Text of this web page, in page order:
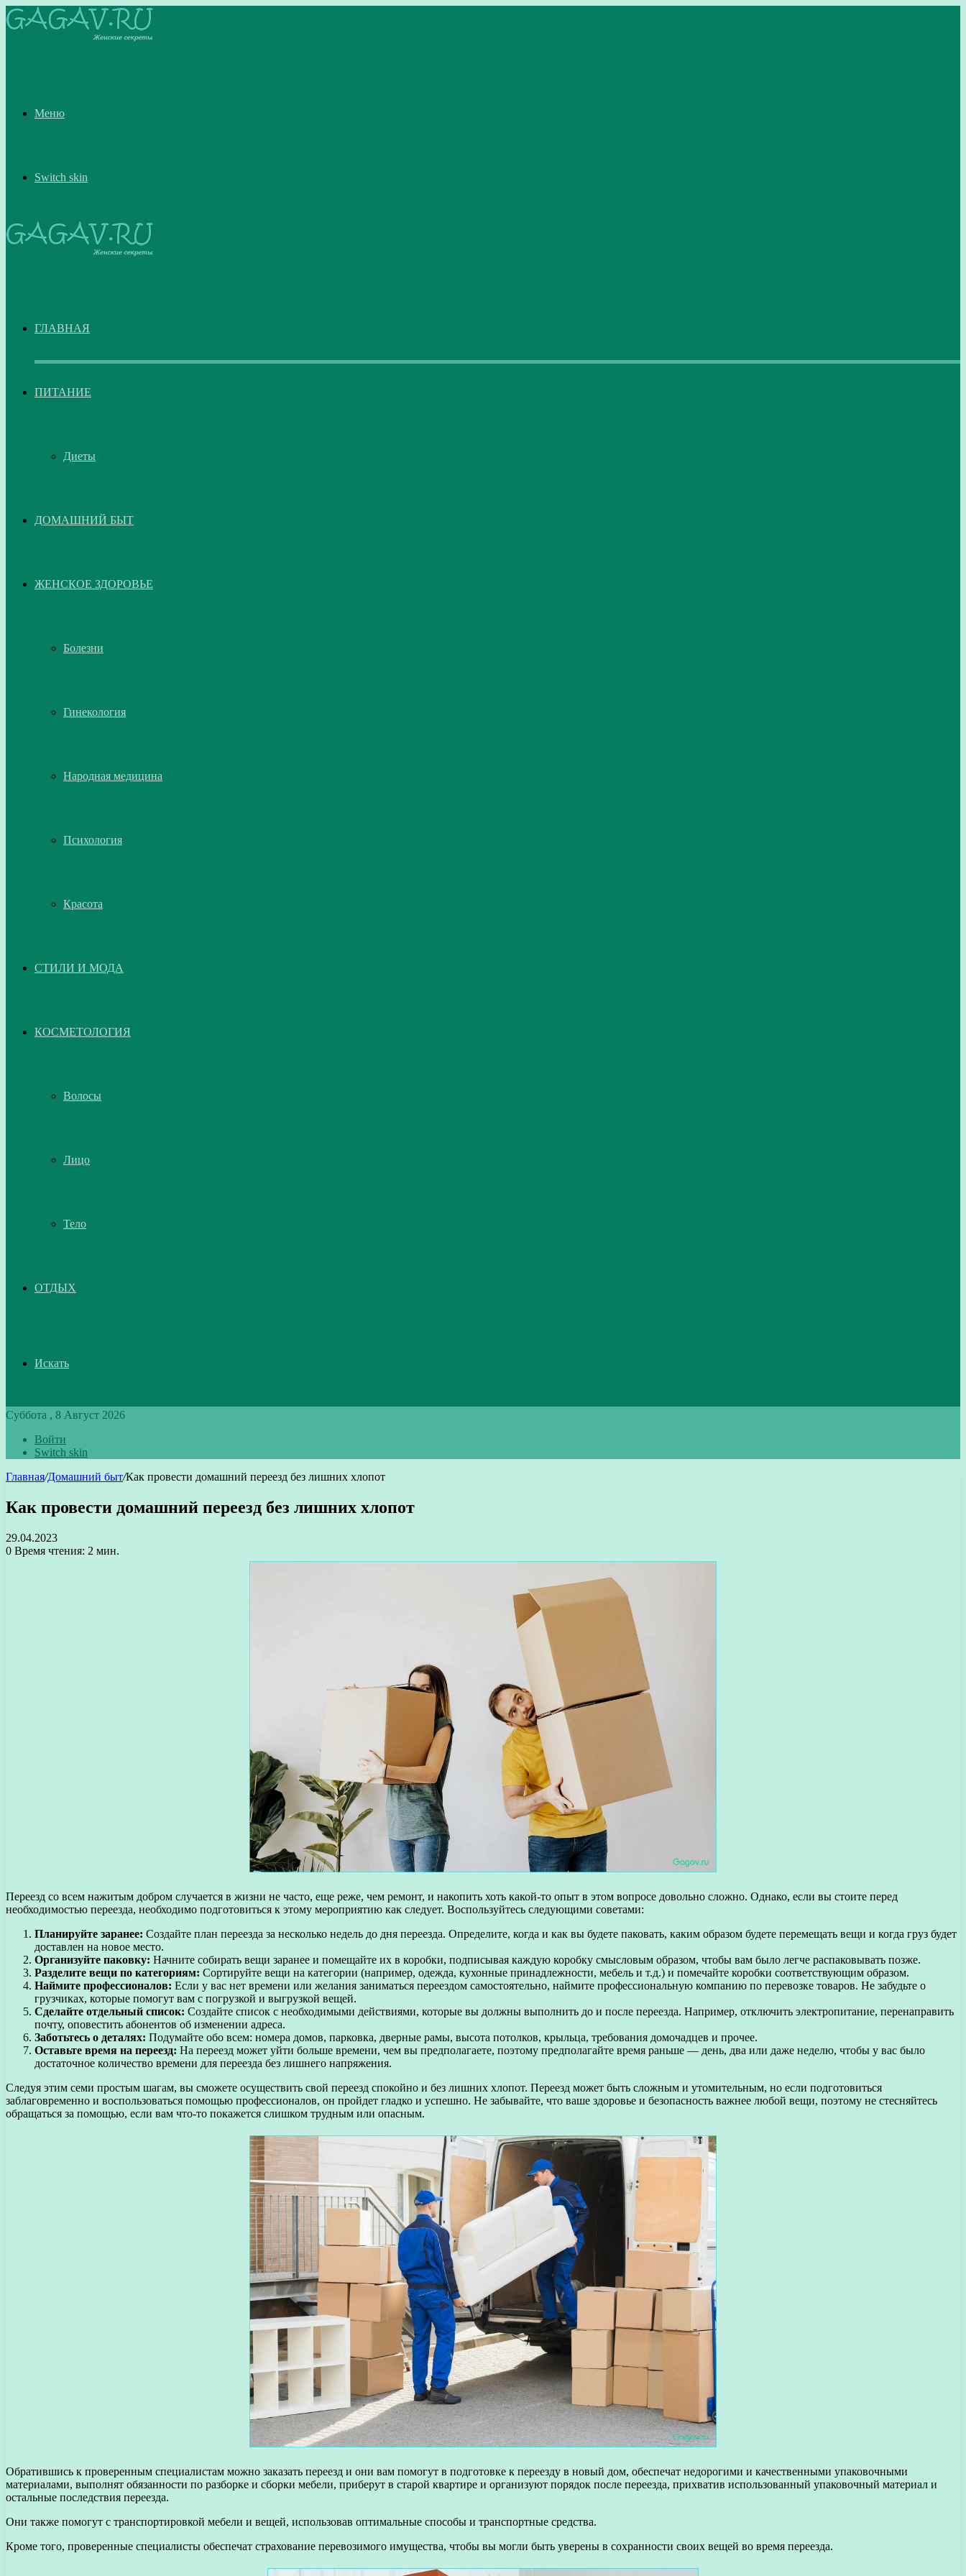
Меню
Switch skin
ГЛАВНАЯ
ПИТАНИЕ
Диеты
ДОМАШНИЙ БЫТ
ЖЕНСКОЕ ЗДОРОВЬЕ
Болезни
Гинекология
Народная медицина
Психология
Красота
СТИЛИ И МОДА
КОСМЕТОЛОГИЯ
Волосы
Лицо
Тело
ОТДЫХ
Искать
Суббота , 8 Август 2026
Войти
Switch skin
Главная/Домашний быт/Как провести домашний переезд без лишних хлопот
Как провести домашний переезд без лишних хлопот
29.04.2023
0 Время чтения: 2 мин.
Переезд со всем нажитым добром случается в жизни не часто, еще реже, чем ремонт, и накопить хоть какой-то опыт в этом вопросе довольно сложно. Однако, если вы стоите перед
необходимостью переезда, необходимо подготовиться к этому мероприятию как следует. Воспользуйтесь следующими советами:
Планируйте заранее: Создайте план переезда за несколько недель до дня переезда. Определите, когда и как вы будете паковать, каким образом будете перемещать вещи и когда груз будет
доставлен на новое место.
Организуйте паковку: Начните собирать вещи заранее и помещайте их в коробки, подписывая каждую коробку смысловым образом, чтобы вам было легче распаковывать позже.
Разделите вещи по категориям: Сортируйте вещи на категории (например, одежда, кухонные принадлежности, мебель и т.д.) и помечайте коробки соответствующим образом.
Наймите профессионалов: Если у вас нет времени или желания заниматься переездом самостоятельно, наймите профессиональную компанию по перевозке товаров. Не забудьте о
грузчиках, которые помогут вам с погрузкой и выгрузкой вещей.
Сделайте отдельный список: Создайте список с необходимыми действиями, которые вы должны выполнить до и после переезда. Например, отключить электропитание, перенаправить
почту, оповестить абонентов об изменении адреса.
Заботьтесь о деталях: Подумайте обо всем: номера домов, парковка, дверные рамы, высота потолков, крыльца, требования домочадцев и прочее.
Оставьте время на переезд: На переезд может уйти больше времени, чем вы предполагаете, поэтому предполагайте время раньше — день, два или даже неделю, чтобы у вас было
достаточное количество времени для переезда без лишнего напряжения.
Следуя этим семи простым шагам, вы сможете осуществить свой переезд спокойно и без лишних хлопот. Переезд может быть сложным и утомительным, но если подготовиться
заблаговременно и воспользоваться помощью профессионалов, он пройдет гладко и успешно. Не забывайте, что ваше здоровье и безопасность важнее любой вещи, поэтому не стесняйтесь
обращаться за помощью, если вам что-то покажется слишком трудным или опасным.
Обратившись к проверенным специалистам можно заказать переезд и они вам помогут в подготовке к переезду в новый дом, обеспечат недорогими и качественными упаковочными
материалами, выполнят обязанности по разборке и сборки мебели, приберут в старой квартире и организуют порядок после переезда, прихватив использованный упаковочный материал и
остальные последствия переезда.
Они также помогут с транспортировкой мебели и вещей, использовав оптимальные способы и транспортные средства.
Кроме того, проверенные специалисты обеспечат страхование перевозимого имущества, чтобы вы могли быть уверены в сохранности своих вещей во время переезда.